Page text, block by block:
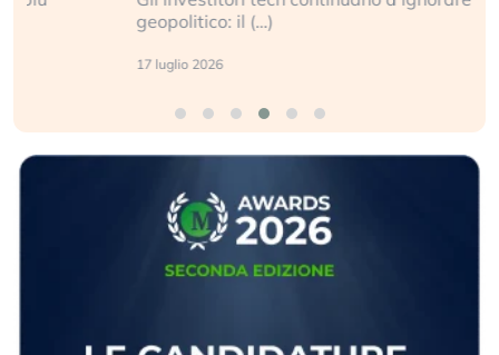
geopolitico: il (…)